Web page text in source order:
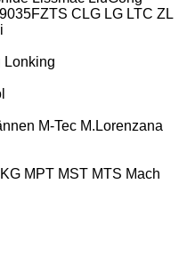
9035FZTS CLG LG LTC ZL
Lonking
M-Tec M.Lorenzana
MPT MST MTS Mach